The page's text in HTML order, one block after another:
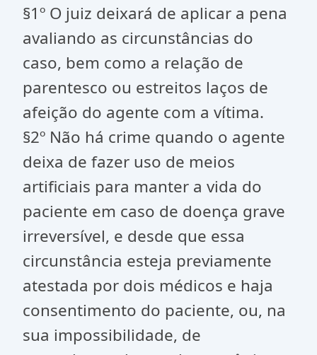
§1º O juiz deixará de aplicar a pena
avaliando as circunstâncias do
caso, bem como a relação de
parentesco ou estreitos laços de
afeição do agente com a vítima.
§2º Não há crime quando o agente
deixa de fazer uso de meios
artificiais para manter a vida do
paciente em caso de doença grave
irreversível, e desde que essa
circunstância esteja previamente
atestada por dois médicos e haja
consentimento do paciente, ou, na
sua impossibilidade, de